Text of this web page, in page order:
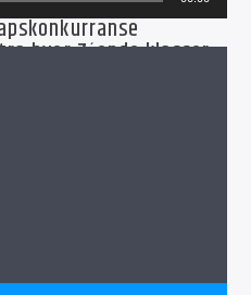
hvor 7´ende klasser